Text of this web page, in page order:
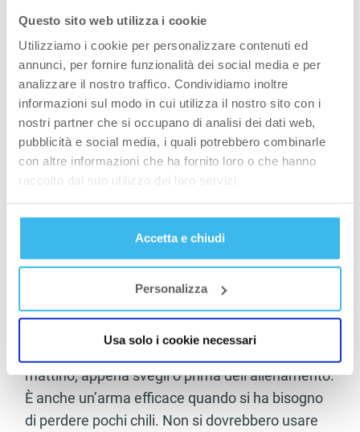
Questo sito web utilizza i cookie
Utilizziamo i cookie per personalizzare contenuti ed
annunci, per fornire funzionalità dei social media e per
analizzare il nostro traffico. Condividiamo inoltre
informazioni sul modo in cui utilizza il nostro sito con i
nostri partner che si occupano di analisi dei dati web,
pubblicità e social media, i quali potrebbero combinarle
con altre informazioni che ha fornito loro o che hanno
raccolto dal suo utilizzo dei loro servizi.
Accetta e chiudi
Personalizza
Usa solo i cookie necessari
giuste quantità, insieme a una dieta appropriata
daranno la certezza di raggiungere i vostri
obiettivi.
1. Thermo Drine
I brucia-grassi termogenici contengono
stimolanti che aumentano la temperatura
quindi di consumare più energia e bruciare più
calorie. In questo modo puoi stimolare la perdita
di peso praticamente senza esercizio fisico, ma
ovviamente avrai anche bisogno di un regime
alimentare rigido, altrimenti questo effetto non
sarà sufficiente a compensare l’eccesso di
mattino, appena svegli o prima dell’allenamento.
È anche un’arma efficace quando si ha bisogno
di perdere pochi chili. Non si dovrebbero usare